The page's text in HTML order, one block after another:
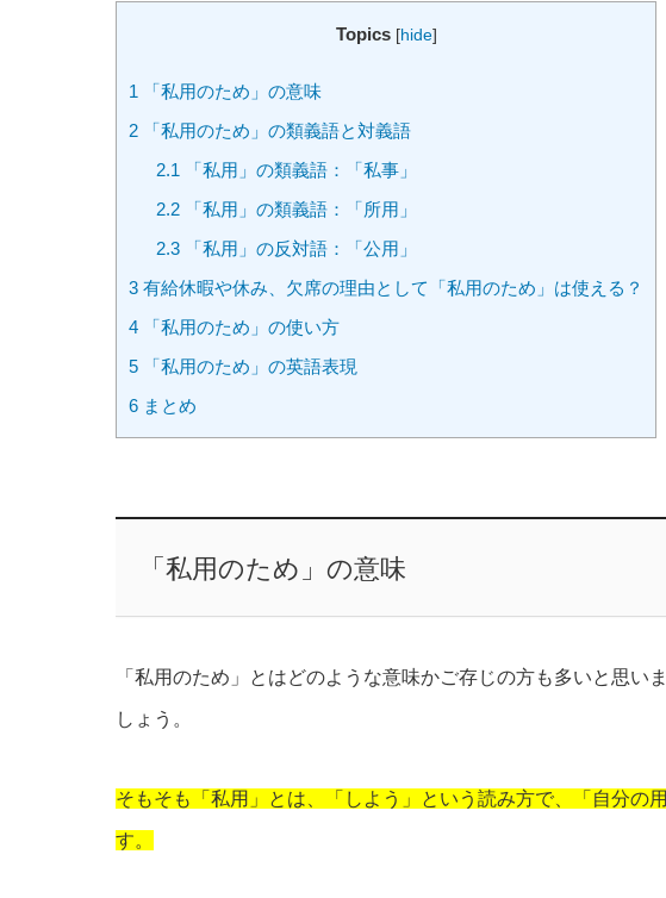
Topics [hide]
1 「私用のため」の意味
2 「私用のため」の類義語と対義語
2.1 「私用」の類義語：「私事」
2.2「私用」の類義語：「所用」
2.3「私用」の反対語：「公用」
3 有給休暇や休み、欠席の理由として「私用のため」は使える？
4 「私用のため」の使い方
5 「私用のため」の英語表現
6 まとめ
「私用のため」の意味
「私用のため」とはどのような意味かご存じの方も多いと思い
しょう。
そもそも「私用」とは、「しよう」という読み方で、「自分の
す。